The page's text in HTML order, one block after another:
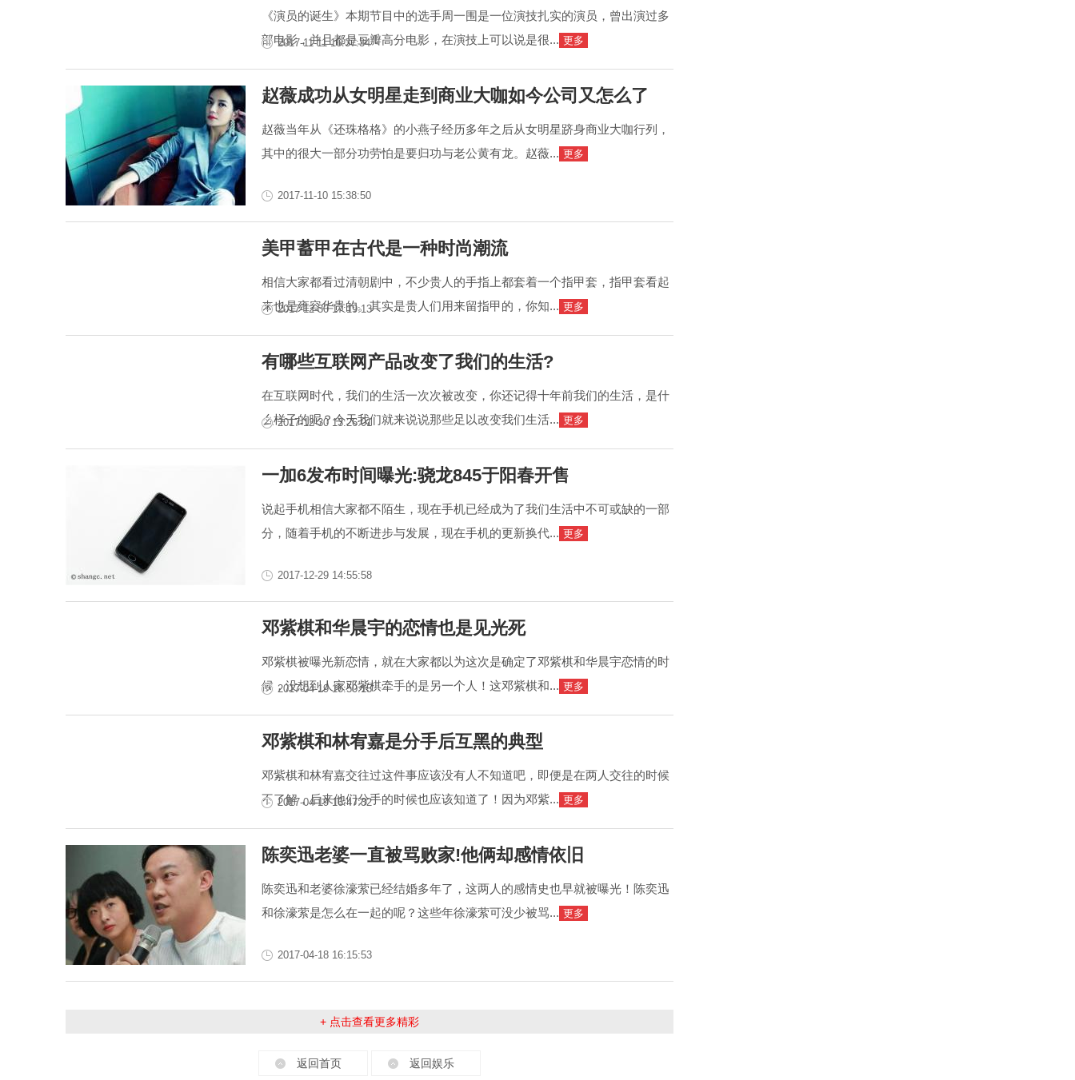
《演员的诞生》本期节目中的选手周一围是一位演技扎实的演员，曾出演过多
部电影，并且都是豆瓣高分电影，在演技上可以说是很... 更多
2017-11-11 16:37:34
赵薇成功从女明星走到商业大咖如今公司又怎么了
赵薇当年从《还珠格格》的小燕子经历多年之后从女明星跻身商业大咖行列，
其中的很大一部分功劳怕是要归功与老公黄有龙。赵薇... 更多
2017-11-10 15:38:50
美甲蓄甲在古代是一种时尚潮流
相信大家都看过清朝剧中，不少贵人的手指上都套着一个指甲套，指甲套看起
来也是雍容华贵的。其实是贵人们用来留指甲的，你知... 更多
2017-12-30 17:19:13
有哪些互联网产品改变了我们的生活?
在互联网时代，我们的生活一次次被改变，你还记得十年前我们的生活，是什
么样子的呢？今天我们就来说说那些足以改变我们生活... 更多
2017-12-30 13:26:01
一加6发布时间曝光:骁龙845于阳春开售
说起手机相信大家都不陌生，现在手机已经成为了我们生活中不可或缺的一部
分，随着手机的不断进步与发展，现在手机的更新换代... 更多
2017-12-29 14:55:58
邓紫棋和华晨宇的恋情也是见光死
邓紫棋被曝光新恋情，就在大家都以为这次是确定了邓紫棋和华晨宇恋情的时
候，没想到人家邓紫棋牵手的是另一个人！这邓紫棋和... 更多
2017-04-19 16:50:15
邓紫棋和林宥嘉是分手后互黑的典型
邓紫棋和林宥嘉交往过这件事应该没有人不知道吧，即便是在两人交往的时候
不了解，后来他们分手的时候也应该知道了！因为邓紫... 更多
2017-04-19 16:47:32
陈奕迅老婆一直被骂败家!他俩却感情依旧
陈奕迅和老婆徐濠萦已经结婚多年了，这两人的感情史也早就被曝光！陈奕迅
和徐濠萦是怎么在一起的呢？这些年徐濠萦可没少被骂... 更多
2017-04-18 16:15:53
+ 点击查看更多精彩
返回首页 返回娱乐